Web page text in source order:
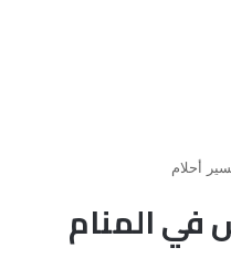
أحلام
في المنام